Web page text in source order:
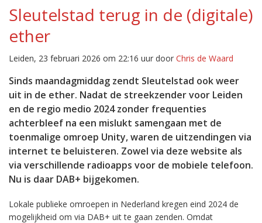
Sleutelstad terug in de (digitale)
ether
Leiden, 23 februari 2026 om 22:16 uur door Chris de Waard
Sinds maandagmiddag zendt Sleutelstad ook weer
uit in de ether. Nadat de streekzender voor Leiden
en de regio medio 2024 zonder frequenties
achterbleef na een mislukt samengaan met de
toenmalige omroep Unity, waren de uitzendingen via
internet te beluisteren. Zowel via deze website als
via verschillende radioapps voor de mobiele telefoon.
Nu is daar DAB+ bijgekomen.
Lokale publieke omroepen in Nederland kregen eind 2024 de
mogelijkheid om via DAB+ uit te gaan zenden. Omdat